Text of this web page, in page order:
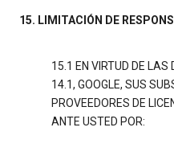
15. LIMITACIÓN DE
15.1 EN VIRTUD DE LAS
14.1, GOOGLE, SUS
PROVEEDORES DE
ANTE USTED POR: